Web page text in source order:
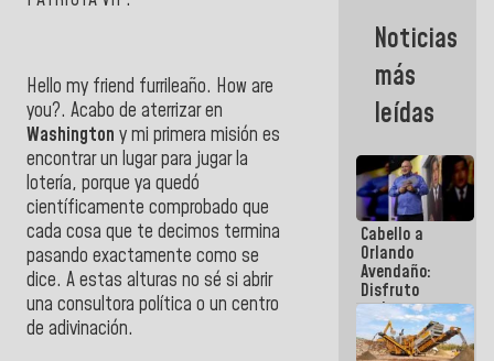
Hello my friend furrileaño. How are
you?. Acabo de aterrizar en
Washington y mi primera misión es
encontrar un lugar para jugar la
lotería, porque ya quedó
científicamente comprobado que
cada cosa que te decimos termina
pasando exactamente como se
dice. A estas alturas no sé si abrir
una consultora política o un centro
de adivinación.
Arrendamiento
aprobada
por la AN
Noticias
más
leídas
Cabello a
Orlando
Avendaño:
Disfruto
cada vez
que escribes
porque lo